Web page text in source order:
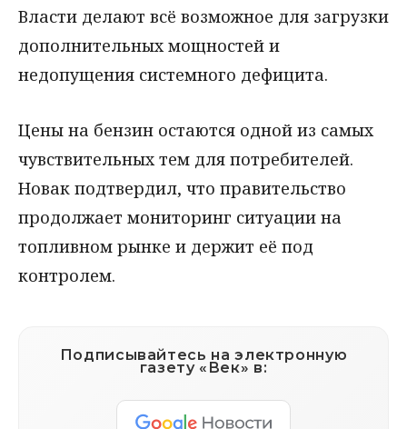
Власти делают всё возможное для загрузки
дополнительных мощностей и
недопущения системного дефицита.
Цены на бензин остаются одной из самых
чувствительных тем для потребителей.
Новак подтвердил, что правительство
продолжает мониторинг ситуации на
топливном рынке и держит её под
контролем.
Подписывайтесь на электронную
газету «Век» в: